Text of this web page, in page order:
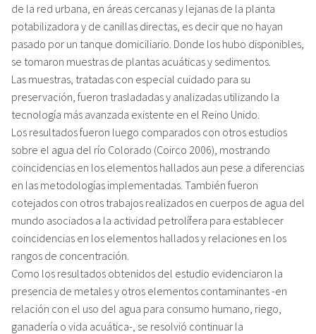
de la red urbana, en áreas cercanas y lejanas de la planta
potabilizadora y de canillas directas, es decir que no hayan
pasado por un tanque domiciliario. Donde los hubo disponibles,
se tomaron muestras de plantas acuáticas y sedimentos.
Las muestras, tratadas con especial cuidado para su
preservación, fueron trasladadas y analizadas utilizando la
tecnología más avanzada existente en el Reino Unido.
Los resultados fueron luego comparados con otros estudios
sobre el agua del río Colorado (Coirco 2006), mostrando
coincidencias en los elementos hallados aun pese a diferencias
en las metodologías implementadas. También fueron
cotejados con otros trabajos realizados en cuerpos de agua del
mundo asociados a la actividad petrolífera para establecer
coincidencias en los elementos hallados y relaciones en los
rangos de concentración.
Como los resultados obtenidos del estudio evidenciaron la
presencia de metales y otros elementos contaminantes -en
relación con el uso del agua para consumo humano, riego,
ganadería o vida acuática-, se resolvió continuar la